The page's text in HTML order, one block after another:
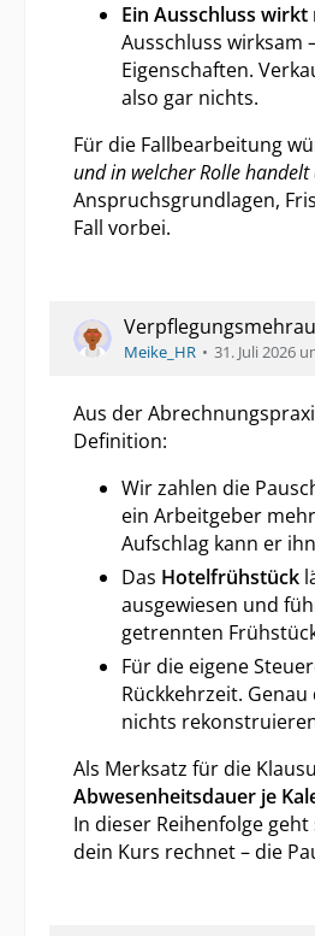
Ein Ausschluss
Ausschluss wirksam
Eigenschaften.
also gar nichts.
Für die Fallbearbeitung
und in welcher Rolle
Anspruchsgrundlagen,
Fall vorbei.
Meike_HR 31. Juli 2026
Aus der
Definition:
Wir zahlen die
ein Arbeitgeber
Aufschlag kann er
Das Hotelfrühstück
ausgewiesen und
getrennten
Für die eigene
Rückkehrzeit.
nichts
Als Merksatz für die
Abwesenheitsdauer je
In dieser Reihenfolge
dein Kurs rechnet – die